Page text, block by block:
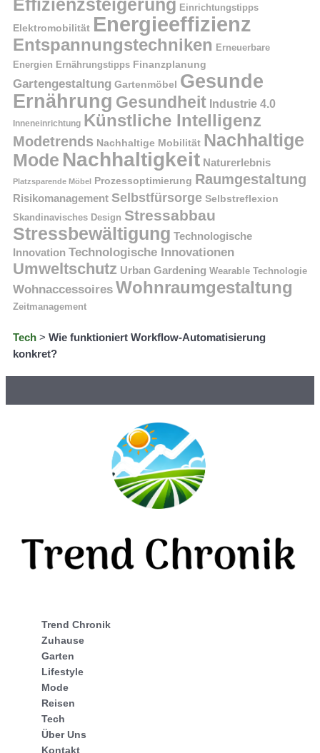
Effizienzsteigerung Einrichtungstipps
Elektromobilität Energieeffizienz
Entspannungstechniken Erneuerbare
Energien Ernährungstipps Finanzplanung
Gartengestaltung Gartenmöbel Gesunde
Ernährung Gesundheit Industrie 4.0
Inneneinrichtung Künstliche Intelligenz
Modetrends Nachhaltige Mobilität Nachhaltige
Mode Nachhaltigkeit Naturerlebnis
Platzsparende Möbel Prozessoptimierung Raumgestaltung
Risikomanagement Selbstfürsorge Selbstreflexion
Skandinavisches Design Stressabbau
Stressbewältigung Technologische
Innovation Technologische Innovationen
Umweltschutz Urban Gardening Wearable Technologie
Wohnaccessoires Wohnraumgestaltung
Zeitmanagement
Tech > Wie funktioniert Workflow-Automatisierung
konkret?
Trend Chronik
Zuhause
Garten
Lifestyle
Mode
Reisen
Tech
Über Uns
Kontakt